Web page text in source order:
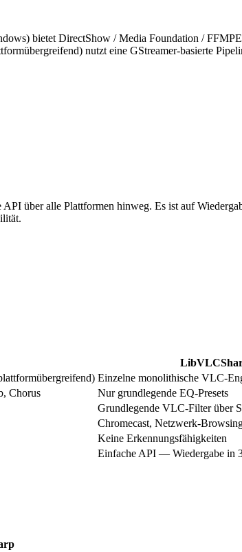
bietet DirectShow / Media Foundation /
nutzt eine GStreamer-basierte
über alle Plattformen hinweg. Es ist auf
Einzelne monolithische VLC-
Chorus
Nur grundlegende EQ-Presets
Grundlegende VLC-Filter über
Chromecast, Netzwerk-
Keine Erkennungsfähigkeiten
Einfache API — Wiedergabe in